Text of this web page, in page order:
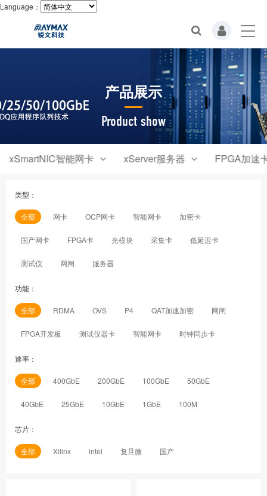
Language：
产品展示
Product show
xSmartNIC智能网卡 xServer服务器 FPGA加速
类型：
全部 网卡 OCP网卡 智能网卡 加密卡
国产网卡 FPGA卡 光模块 采集卡 低延迟卡
测试仪 网闸 服务器
功能：
全部 RDMA OVS P4 QAT加速加密 网闸
FPGA开发板 测试仪器卡 智能网卡 时钟同步卡
速率：
全部 400GbE 200GbE 100GbE 50GbE
40GbE 25GbE 10GbE 1GbE 100M
芯片：
全部 Xilinx intel 复旦微 国产